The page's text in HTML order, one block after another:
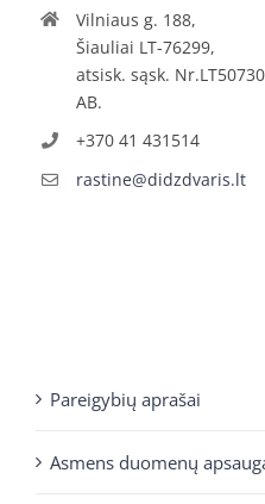
Vilniaus g. 188,
Šiauliai LT-76299,
atsisk. sąsk.
AB.
+370 41 431514
rastine@didzdvaris.lt
Pareigybių aprašai
Asmens duomenų